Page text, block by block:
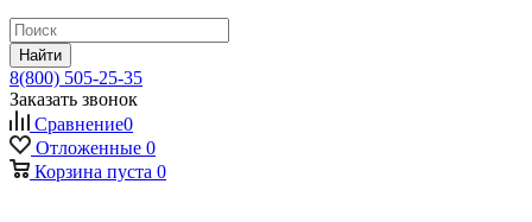
Найти
8(800) 505-25-35
Заказать звонок
Сравнение0
Отложенные 0
Корзина пуста 0